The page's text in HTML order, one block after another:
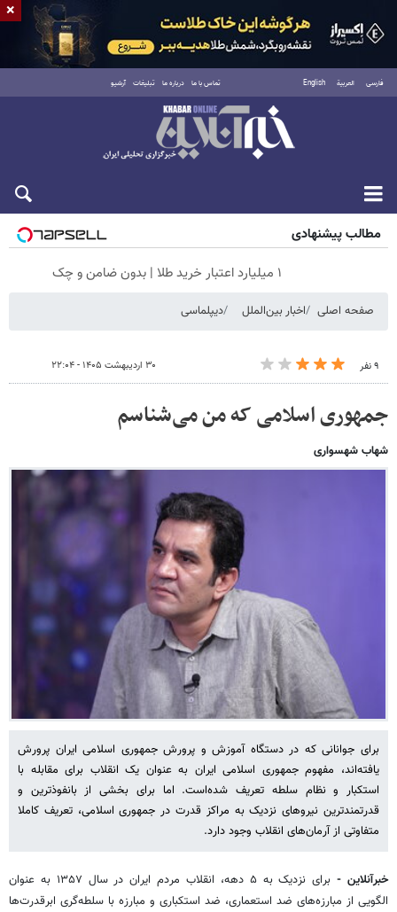
فارسی العربية English تماس با ما درباره ما تبلیغات آرشیو
شنبه ۱۷ مرداد ۱۴۰۵
مطالب پیشنهادی
۱ میلیارد اعتبار خرید طلا | بدون ضامن و چک
صفحه اصلی اخبار بین‌الملل دیپلماسی
۹ نفر ۳۰ اردیبهشت ۱۴۰۵ - ۲۲:۰۴
جمهوری اسلامی که من می‌شناسم
شهاب شهسواری
برای جوانانی که در دستگاه آموزش و پرورش جمهوری اسلامی ایران پرورش
یافته‌اند، مفهوم جمهوری اسلامی ایران به عنوان یک انقلاب برای مقابله با
استکبار و نظام سلطه تعریف شده‌است. اما برای بخشی از بانفوذترین و
قدرتمندترین نیروهای نزدیک به مراکز قدرت در جمهوری اسلامی، تعریف کاملا
متفاوتی از آرمان‌های انقلاب وجود دارد.
خبرآنلاین -
برای نزدیک به ۵ دهه، انقلاب مردم ایران در سال ۱۳۵۷ به عنوان
الگویی از مبارزه‌های ضد استعماری، ضد استکباری و مبارزه با سلطه‌گری ابرقدرت‌ها
×